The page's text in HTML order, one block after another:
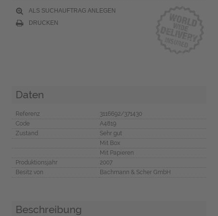
ALS SUCHAUFTRAG ANLEGEN
DRUCKEN
Daten
Referenz
3116692/371430
Code
A4819
Zustand
Sehr gut
Mit Box
Mit Papieren
Produktionsjahr
2007
Besitz von
Bachmann & Scher GmbH
Beschreibung